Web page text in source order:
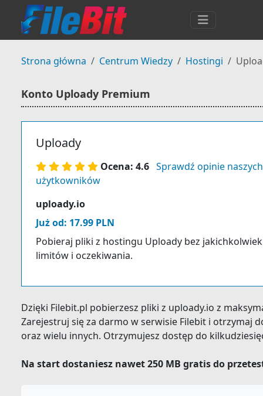
Strona główna Centrum Wiedzy Hostingi
Konto Uploady Premium
Uploady
Ocena: 4.6 Sprawdź opinie naszych
użytkowników
uploady.io
Już od: 17.99 PLN
Pobieraj pliki z hostingu Uploady bez jakichkolwiek
limitów i oczekiwania.
Dzięki Filebit.pl pobierzesz pliki z uploady.io z
Zarejestruj się za darmo w serwisie Filebit i otrzymaj
oraz wielu innych. Otrzymujesz dostęp do
Na start dostaniesz nawet 250 MB gratis do